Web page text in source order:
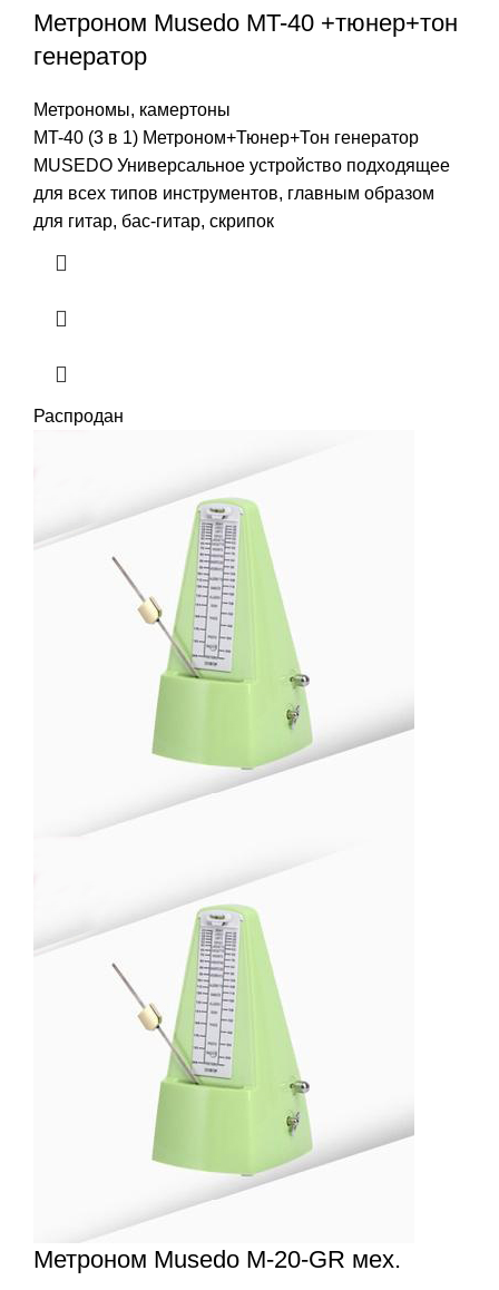
Метроном Musedo MT-40 +тюнер+тон
генератор
Метрономы, камертоны
MT-40 (3 в 1) Метроном+Тюнер+Тон генератор
MUSEDO Универсальное устройство подходящее
для всех типов инструментов, главным образом
для гитар, бас-гитар, скрипок
Распродан
Метроном Musedo M-20-GR мех.